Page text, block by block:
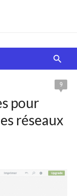
chocolats… On
!
9
pour
réseaux